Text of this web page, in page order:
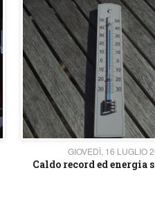
GIOVEDÌ, 16 LUGLIO
Caldo record ed energia